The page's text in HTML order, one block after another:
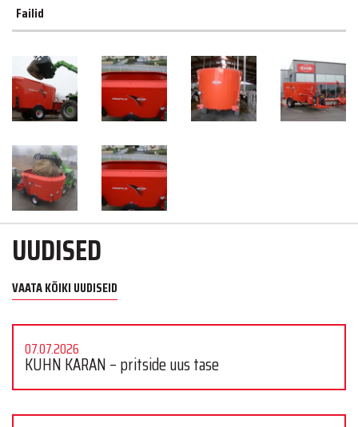
Failid
UUDISED
VAATA KÕIKI UUDISEID
07.07.2026
KUHN KARAN – pritside uus tase